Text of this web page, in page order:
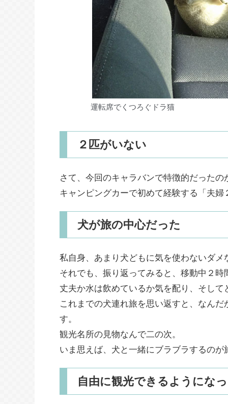
運転席でくつろぐドラ猫
２匹がいない
さて、今回のキャラバンで特徴的だった
キャンピングカーで初めて経験する「夫
犬が旅の中心だった
私自身、あまり犬どもに気を使わないダメ
それでも、振り返ってみると、移動中２
丈夫か水は飲めているか気を配り、そし
これまでの犬連れ旅を思い返すと、なん
す。
観光名所の見物なんで二の次。
いま思えば、犬と一緒にブラブラするの
自由に観光できるようにな